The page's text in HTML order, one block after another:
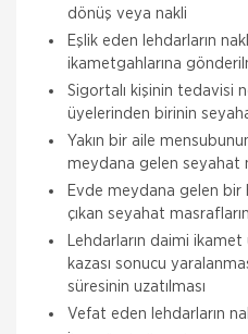
dönüş veya nakli
Eşlik eden lehdarların
ikametgahlarına
Sigortalı kişinin tedavisi
üyelerinden birinin
Yakın bir aile
meydana gelen seyahat
Evde meydana gelen
çıkan seyahat
Lehdarların daimi ikamet
kazası sonucu
süresinin uzatılması
Vefat eden lehdarların